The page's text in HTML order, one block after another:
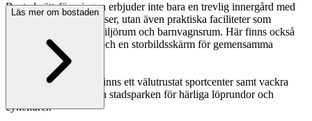
Bostadsrättsföreningen erbjuder inte bara en trevlig innergård med
utemöbler och grillplatser, utan även praktiska faciliteter som
cykelförråd, garage, miljörum och barnvagnsrum. Här finns också
terrasser, paddelbana och en storbildsskärm för gemensamma
Precis utanför porten finns ett välutrustat sportcenter samt vackra
stråk längs Fyrisån och stadsparken för härliga löprundor och
cykelturer.
Läs mer om bostaden